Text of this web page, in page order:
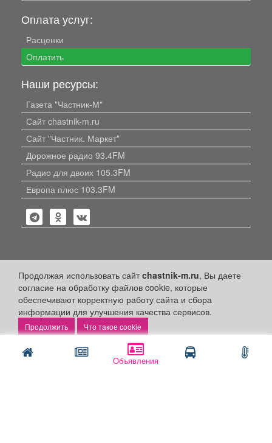
Объявления
Продолжая использовать сайтchastnik-m.ru, Вы даете
согласие на обработку файлов cookie, которые
обеспечивают корректную работу сайта и сбора
информации для улучшения качества сервисов.
Что такое cookie
Оплата услуг:
Расценки
Оплатить
Наши ресурсы:
Газета "Частник-М"
Сайт chastnik-m.ru
Сайт "Частник. Маркет"
Дорожное радио 93.4FM
Радио для двоих 105.3FM
Европа плюс 103.3FM
Политика конфиденциальности
Публикации с пометкой «Реклама», «На правах рекламы»,
«Партнёрский проект» оплачены рекламодателем.
Редакция сайта не несет ответственности за достоверность
информации, содержащейся в рекламных материалах и
объявлениях.
+16 © 2006-2026 ООО "Частник-М"